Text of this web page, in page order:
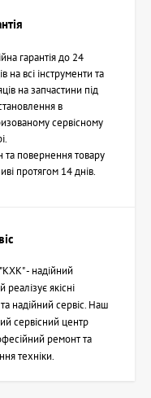
гарантія до 24
на всі інструменти та
на запчастини під
в
сервісному
та повернення товару
протягом 14 днів.
- надійний
реалізує якісні
надійний сервіс. Наш
сервісний центр
ремонт та
техніки.